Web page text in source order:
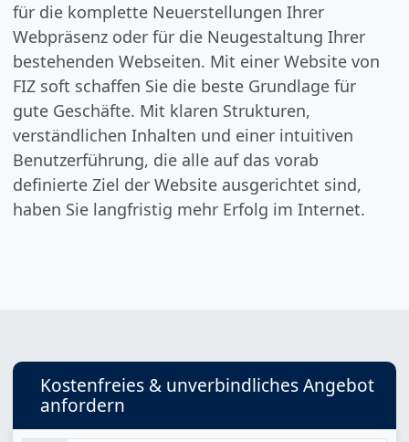
für die komplette Neuerstellungen Ihrer
Webpräsenz oder für die Neugestaltung Ihrer
bestehenden Webseiten. Mit einer Website von
FIZ soft schaffen Sie die beste Grundlage für
gute Geschäfte. Mit klaren Strukturen,
verständlichen Inhalten und einer intuitiven
Benutzerführung, die alle auf das vorab
definierte Ziel der Website ausgerichtet sind,
haben Sie langfristig mehr Erfolg im Internet.
Kostenfreies & unverbindliches Angebot
anfordern